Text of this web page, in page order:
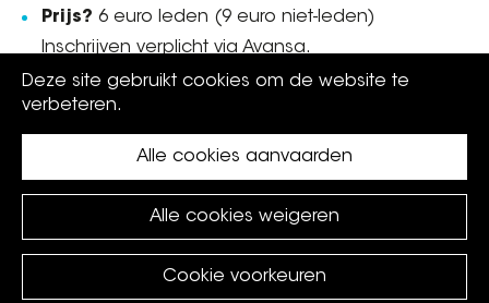
Prijs? 6 euro leden (9 euro niet-leden)
Inschrijven verplicht via Avansa.
Info:058 50 39 52 |www.avansa-ow.be
2026.privacy policy
Deze site gebruikt cookies om de website te
verbeteren.
Cookie voorkeuren
Alle cookies weigeren
Alle cookies aanvaarden